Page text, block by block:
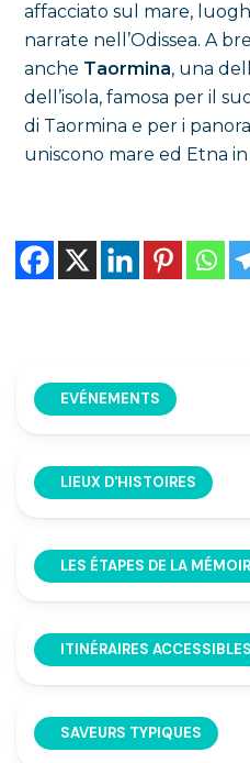
affacciato sul mare,
narrate nell’Odissea. A
anche Taormina, una
dell’isola, famosa per il
di Taormina e per i
uniscono mare ed Etna
EVÉNEMENTS
LIEUX D'HISTOIRES
LES ÉTAPES DE LA
ITINÉRAIRES ACCESSIBLES
SAVEURS TYPIQUES